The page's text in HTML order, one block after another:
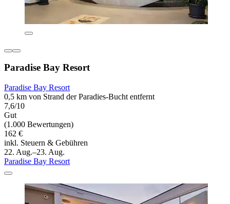
Paradise Bay Resort
Paradise Bay Resort
0,5 km von Strand der Paradies-Bucht entfernt
7,6/10
Gut
(1.000 Bewertungen)
162 €
inkl. Steuern & Gebühren
22. Aug.–23. Aug.
Paradise Bay Resort